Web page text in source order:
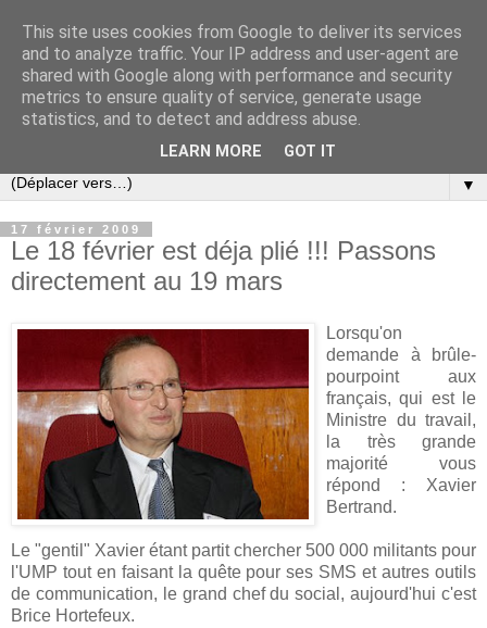
Slovar les Nouvelles
Blog citoyen d'informations, de décryptages et de
commentaires depuis 2005
▼
17 février 2009
Le 18 février est déja plié !!! Passons
directement au 19 mars
Lorsqu'on
demande à brûle-
pourpoint aux
français, qui est le
Ministre du travail,
la très grande
majorité vous
répond : Xavier
Bertrand.
Le "gentil" Xavier étant partit chercher 500 000 militants pour
l'UMP tout en faisant la quête pour ses SMS et autres outils
de communication, le grand chef du social, aujourd'hui c'est
Brice Hortefeux.
This site uses cookies from Google to deliver its services
and to analyze traffic. Your IP address and user-agent are
shared with Google along with performance and security
metrics to ensure quality of service, generate usage
statistics, and to detect and address abuse.
LEARN MORE GOT IT